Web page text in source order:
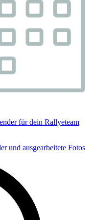
für dein Rallyeteam
und ausgearbeitete Fotos